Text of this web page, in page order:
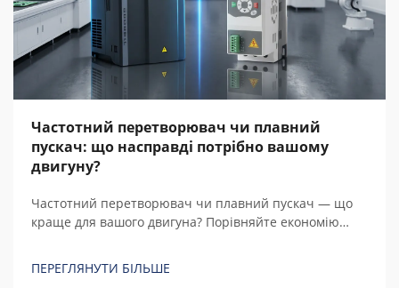
Частотний перетворювач чи плавний
пускач: що насправді потрібно вашому
двигуну?
Частотний перетворювач чи плавний пускач — що
краще для вашого двигуна? Порівняйте економію
розрахунками перед покупкою.
ПЕРЕГЛЯНУТИ БІЛЬШЕ